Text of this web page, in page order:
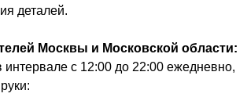
деталей.
Москвы и Московской области:
интервале с 12:00 до 22:00 ежедневно,